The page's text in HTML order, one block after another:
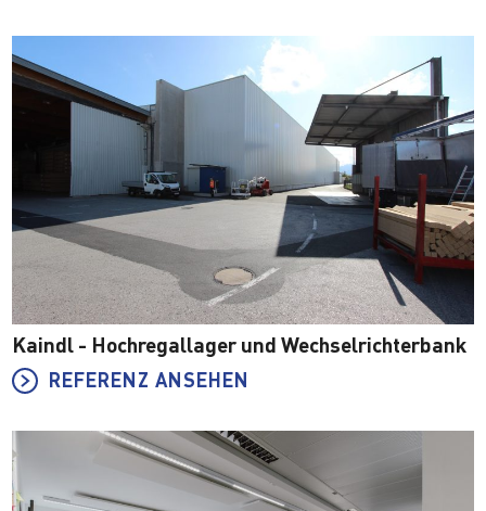
Kaindl - Hochregallager und Wechselrichterbank
REFERENZ ANSEHEN